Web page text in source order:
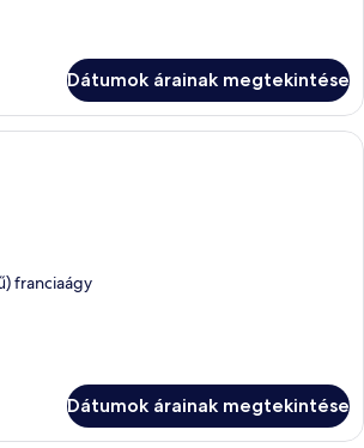
Dátumok árainak megtekintése
Egy modern szállodai szoba,
franciaágy
Dátumok árainak megtekintése